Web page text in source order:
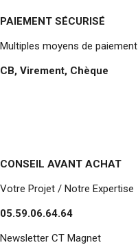
PAIEMENT SÉCURISÉ
Multiples moyens de paiement
CB, Virement, Chèque
CONSEIL AVANT ACHAT
Votre Projet / Notre Expertise
05.59.06.64.64
Newsletter CT Magnet